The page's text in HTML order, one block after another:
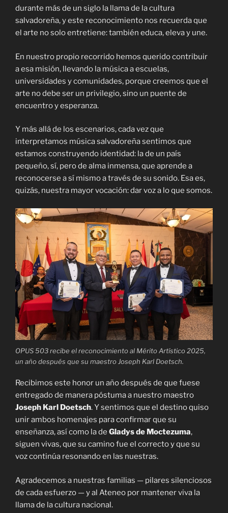
durante más de un siglo la llama de la cultura
salvadoreña, y este reconocimiento nos recuerda que
el arte no solo entretiene: también educa, eleva y une.
En nuestro propio recorrido hemos querido contribuir
a esa misión, llevando la música a escuelas,
universidades y comunidades, porque creemos que el
arte no debe ser un privilegio, sino un puente de
encuentro y esperanza.
Y más allá de los escenarios, cada vez que
interpretamos música salvadoreña sentimos que
estamos construyendo identidad: la de un país
pequeño, sí, pero de alma inmensa, que aprende a
reconocerse a sí mismo a través de su sonido. Esa es,
quizás, nuestra mayor vocación: dar voz a lo que somos.
OPUS 503 recibe el reconocimiento al Mérito Artístico 2025,
un año después que su maestro Joseph Karl Doetsch.
Recibimos este honor un año después de que fuese
entregado de manera póstuma a nuestro maestro
Joseph Karl Doetsch. Y sentimos que el destino quiso
unir ambos homenajes para confirmar que su
enseñanza, así como la de Gladys de Moctezuma,
siguen vivas, que su camino fue el correcto y que su
voz continúa resonando en las nuestras.
Agradecemos a nuestras familias — pilares silenciosos
de cada esfuerzo — y al Ateneo por mantener viva la
llama de la cultura nacional.